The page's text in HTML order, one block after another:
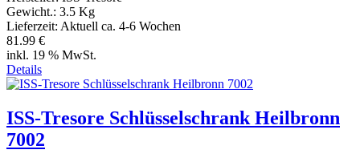
Gewicht.: 3.5 Kg
Lieferzeit: Aktuell ca. 4-6 Wochen
81.99 €
inkl. 19 % MwSt.
Details
ISS-Tresore Schlüsselschrank Heilbronn
7002